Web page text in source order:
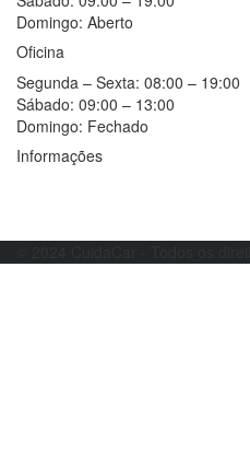
Domingo: Aberto
Oficina
Segunda – Sexta: 08:00 – 19:00
Sábado: 09:00 – 13:00
Domingo: Fechado
Informações